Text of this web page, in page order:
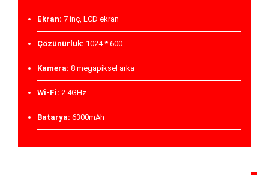
Ekran: 7 inç, LCD ekran
Çözünürlük: 1024 * 600
Kamera: 8 megapiksel arka
Wi-Fi: 2.4GHz
Batarya: 6300mAh